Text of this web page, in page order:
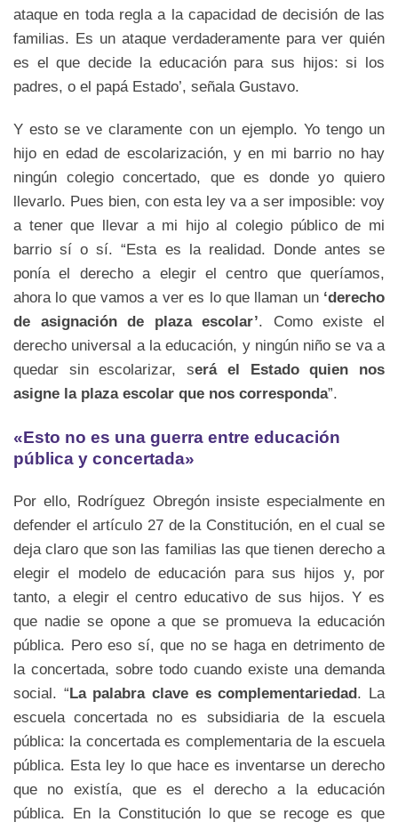
ataque en toda regla a la capacidad de decisión de las
familias. Es un ataque verdaderamente para ver quién
es el que decide la educación para sus hijos: si los
padres, o el papá Estado’, señala Gustavo.
Y esto se ve claramente con un ejemplo. Yo tengo un
hijo en edad de escolarización, y en mi barrio no hay
ningún colegio concertado, que es donde yo quiero
llevarlo. Pues bien, con esta ley va a ser imposible: voy
a tener que llevar a mi hijo al colegio público de mi
barrio sí o sí. “Esta es la realidad. Donde antes se
ponía el derecho a elegir el centro que queríamos,
ahora lo que vamos a ver es lo que llaman un ‘derecho
de asignación de plaza escolar’. Como existe el
derecho universal a la educación, y ningún niño se va a
quedar sin escolarizar, será el Estado quien nos
asigne la plaza escolar que nos corresponda”.
«Esto no es una guerra entre educación
pública y concertada»
Por ello, Rodríguez Obregón insiste especialmente en
defender el artículo 27 de la Constitución, en el cual se
deja claro que son las familias las que tienen derecho a
elegir el modelo de educación para sus hijos y, por
tanto, a elegir el centro educativo de sus hijos. Y es
que nadie se opone a que se promueva la educación
pública. Pero eso sí, que no se haga en detrimento de
la concertada, sobre todo cuando existe una demanda
social. “La palabra clave es complementariedad. La
escuela concertada no es subsidiaria de la escuela
pública: la concertada es complementaria de la escuela
pública. Esta ley lo que hace es inventarse un derecho
que no existía, que es el derecho a la educación
pública. En la Constitución lo que se recoge es que